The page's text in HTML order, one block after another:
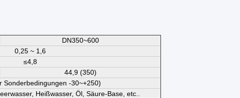
DN350~600
0,25 ~ 1,6
≤4,8
44,9 (350)
Sonderbedingungen -30~+250)
Heißwasser, Öl, Säure-Base, etc..